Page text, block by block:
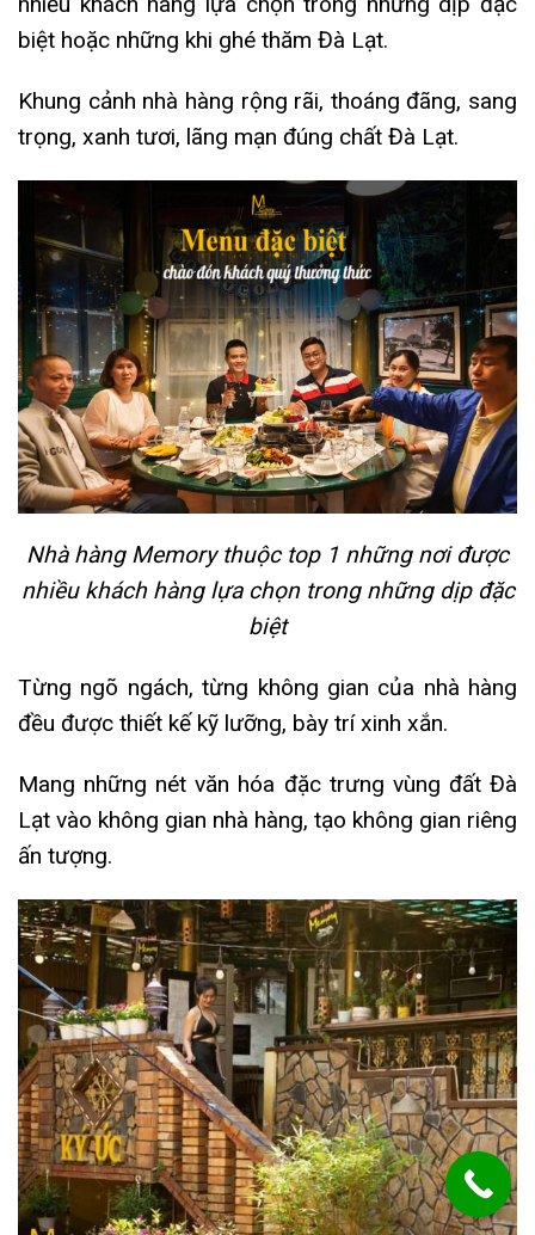
biệt hoặc những khi ghé thăm Đà Lạt.
Khung cảnh nhà hàng rộng rãi, thoáng đãng, sang
trọng, xanh tươi, lãng mạn đúng chất Đà Lạt.
Nhà hàng Memory thuộc top 1 những nơi được
nhiều khách hàng lựa chọn trong những dịp đặc
biệt
Từng ngõ ngách, từng không gian của nhà hàng
đều được thiết kế kỹ lưỡng, bày trí xinh xắn.
Mang những nét văn hóa đặc trưng vùng đất Đà
Lạt vào không gian nhà hàng, tạo không gian riêng
ấn tượng.